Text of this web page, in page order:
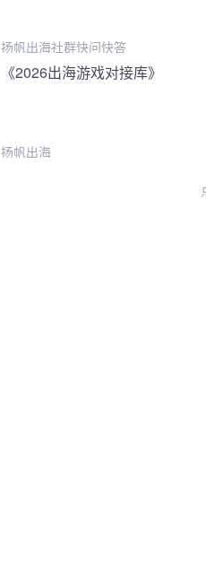
扬帆出海社群快问快答
《2026出海游戏对接库》
扬帆出海